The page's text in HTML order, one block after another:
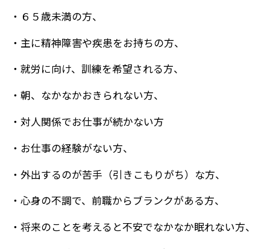
・６５歳未満の方、
・主に精神障害や疾患をお持ちの方、
・就労に向け、訓練を希望される方、
・朝、なかなかおきられない方、
・対人関係でお仕事が続かない方
・お仕事の経験がない方、
・外出するのが苦手（引きこもりがち）な方、
・心身の不調で、前職からブランクがある方、
・将来のことを考えると不安でなかなか眠れない方、